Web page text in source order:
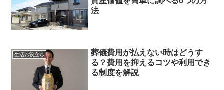
法
生活お役立ち
葬儀費用が払えない時はどうす
る？費用を抑えるコツや利用でき
る制度を解説